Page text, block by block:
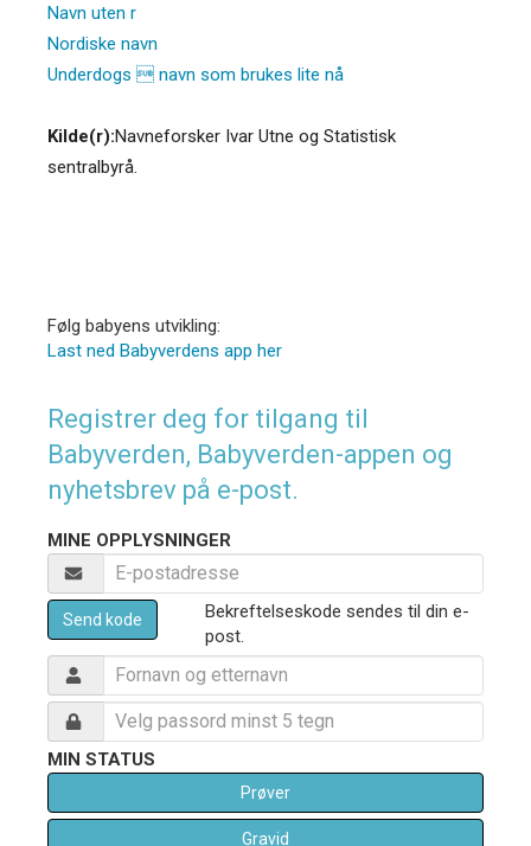
Navn uten r
Nordiske navn
Underdogs  navn som brukes lite nå
Kilde(r):Navneforsker Ivar Utne og Statistisk
sentralbyrå.
Følg babyens utvikling:
Last ned Babyverdens app her
Registrer deg for tilgang til
Babyverden, Babyverden-appen og
nyhetsbrev på e-post.
MINE OPPLYSNINGER
Send kode
Bekreftelseskode sendes til din e-
post.
MIN STATUS
Prøver
Gravid